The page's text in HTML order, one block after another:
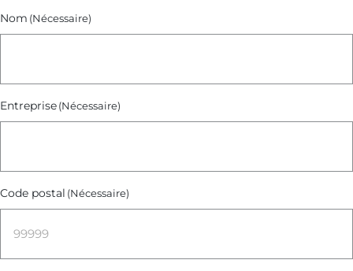
Nom (Nécessaire)
Entreprise(Nécessaire)
Code postal (Nécessaire)